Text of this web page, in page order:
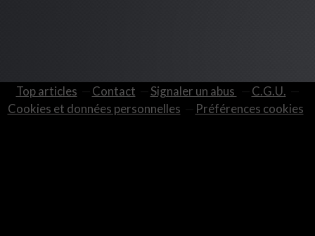
Top articles Contact Signaler un abus
C.G.U.
Cookies et données personnelles
Préférences cookies